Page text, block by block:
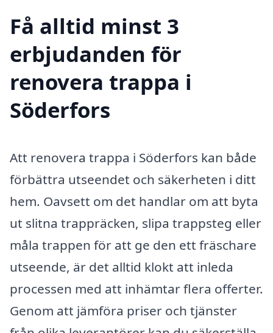
Få alltid minst 3
erbjudanden för
renovera trappa i
Söderfors
Att renovera trappa i Söderfors kan både
förbättra utseendet och säkerheten i ditt
hem. Oavsett om det handlar om att byta
ut slitna trappräcken, slipa trappsteg eller
måla trappen för att ge den ett fräschare
utseende, är det alltid klokt att inleda
processen med att inhämtar flera offerter.
Genom att jämföra priser och tjänster